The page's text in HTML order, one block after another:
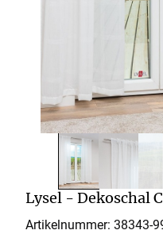
Lysel - Dekoschal
Artikelnummer: 38343-